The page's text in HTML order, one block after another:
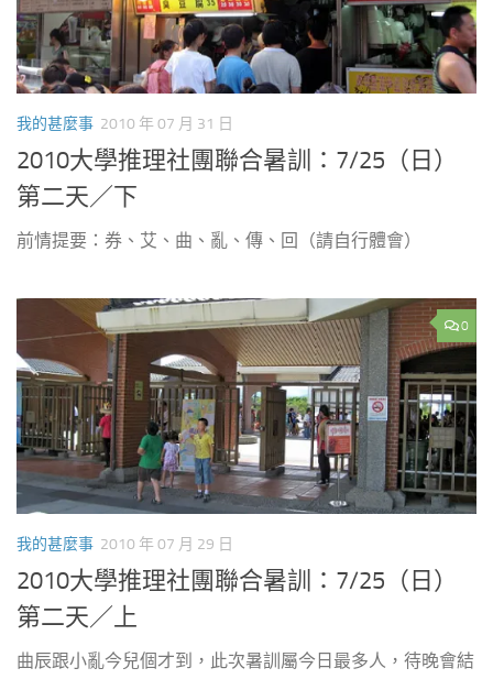
我的甚麼事 2010 年 07 月 31 日
2010大學推理社團聯合暑訓：7/25（日）
第二天／下
前情提要：券、艾、曲、亂、傳、回（請自行體會）
0
我的甚麼事 2010 年 07 月 29 日
2010大學推理社團聯合暑訓：7/25（日）
第二天／上
曲辰跟小亂今兒個才到，此次暑訓屬今日最多人，待晚會結